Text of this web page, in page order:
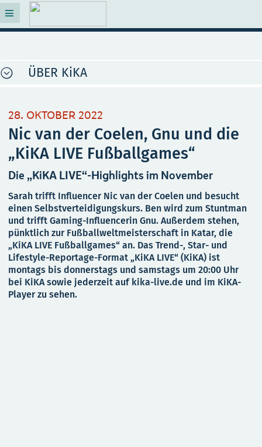
ÜBER KiKA
28. OKTOBER 2022
Nic van der Coelen, Gnu und die
„KiKA LIVE Fußballgames“
Die „KiKA LIVE“-Highlights im November
Sarah trifft Influencer Nic van der Coelen und besucht
einen Selbstverteidigungskurs. Ben wird zum Stuntman
und trifft Gaming-Influencerin Gnu. Außerdem stehen,
pünktlich zur Fußballweltmeisterschaft in Katar, die
„KiKA LIVE Fußballgames“ an. Das Trend-, Star- und
Lifestyle-Reportage-Format „KiKA LIVE“ (KiKA) ist
montags bis donnerstags und samstags um 20:00 Uhr
bei KiKA sowie jederzeit auf kika-live.de und im KiKA-
Player zu sehen.